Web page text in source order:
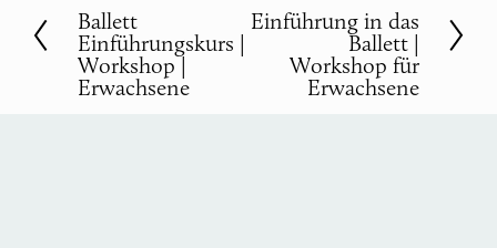
o
r
h
Ballett
Einführungskurs |
Workshop |
Erwachsene
ä
Einführung in das
Ballett |
Workshop für
Erwachsene